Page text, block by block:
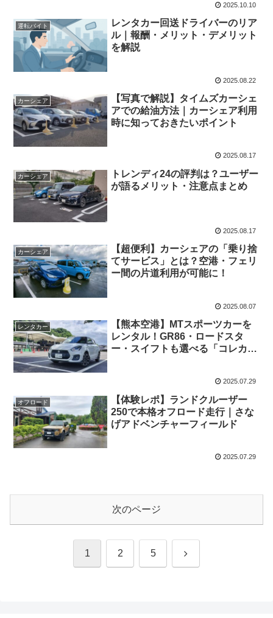
2025.10.10
運転バイト
レンタカー回送ドライバーのリア
ル｜報酬・メリット・デメリット
を解説
2025.08.22
カーシェア
【写真で解説】タイムズカーシェ
アでの給油方法｜カーシェア利用
時に知っておきたいポイント
2025.08.17
カーシェア
トレンディ24の評判は？ユーザー
が語るメリット・注意点まとめ
2025.08.17
カーシェア
【超便利】カーシェアの「乗り捨
てサービス」とは？空港・フェリ
ー間の片道利用が可能に！
2025.08.07
レンタカー
【熊本空港】MTスポーツカーを
レンタル！GR86・ロードスタ
ー・スイフトも選べる「コレカ」
2025.07.29
オフロード
【体験レポ】ランドクルーザー
250で本格オフロード走行｜さな
げアドベンチャーフィールド
2025.07.29
次のページ
1 2 5 次